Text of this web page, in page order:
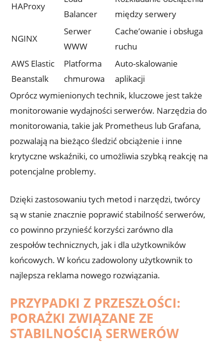
HAProxy
Balancer
między serwery
NGINX
Serwer
WWW
Cache’owanie i ⁣obsługa
ruchu
AWS ⁣Elastic
Beanstalk
Platforma
chmurowa
Auto-skalowanie
aplikacji
Oprócz⁤ wymienionych technik, kluczowe jest także
monitorowanie wydajności serwerów. Narzędzia ‌do
monitorowania, takie jak Prometheus lub Grafana,​
pozwalają na⁣ bieżąco śledzić obciążenie ​i ‍inne
krytyczne‌ wskaźniki, ⁢co umożliwia szybką reakcję na ​
potencjalne problemy.
Dzięki zastosowaniu tych metod i narzędzi,‍ twórcy
⁤są w⁢ stanie ⁣znacznie poprawić stabilność serwerów,
co powinno przynieść‍ korzyści zarówno dla
zespołów ‌technicznych, jak i dla użytkowników
końcowych. W końcu zadowolony⁣ użytkownik to
najlepsza​ reklama nowego rozwiązania.
PRZYPADKI Z PRZESZŁOŚCI:
⁢PORAŻKI ZWIĄZANE ZE
⁢STABILNOŚCIĄ ⁢SERWERÓW